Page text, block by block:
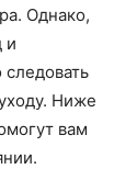
Однако,
и
Ниже
вам